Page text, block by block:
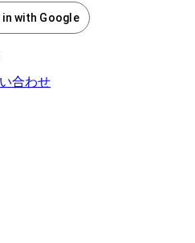
in with Google
合わせ